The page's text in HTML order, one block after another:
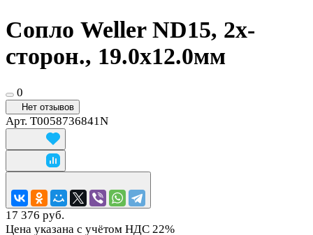
Сопло Weller ND15, 2х-
сторон., 19.0х12.0мм
0
Нет отзывов
Арт. T0058736841N
17 376 руб.
Цена указана с учётом НДС 22%